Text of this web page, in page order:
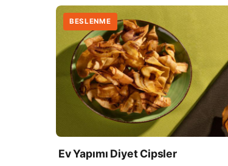
BESLENME
Ev Yapımı Diyet Cipsler